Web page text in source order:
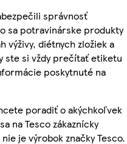
správnosť
sa potravinárske produkty
výživy, diétnych zložiek a
ste si vždy prečítať etiketu
poskytnuté na
poradiť o akýchkoľvek
na Tesco zákaznícky
je výrobok značky Tesco.